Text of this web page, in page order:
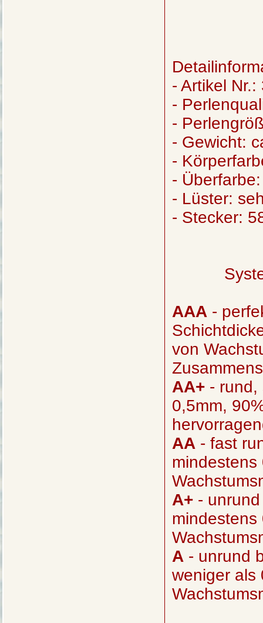
- Artikel Nr.:
-
-
- Gewicht:
-
-
- Lüster:
- Stecker:
AAA -
von
AA+ - rund,
0,5mm,
AA - fast
mindestens
A+ -
mindestens
A - unrund
weniger als